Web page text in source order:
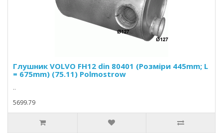
Глушник VOLVO FH12 din 80401 (Розміри 445mm; L
= 675mm) (75.11) Polmostrow
..
5699.79